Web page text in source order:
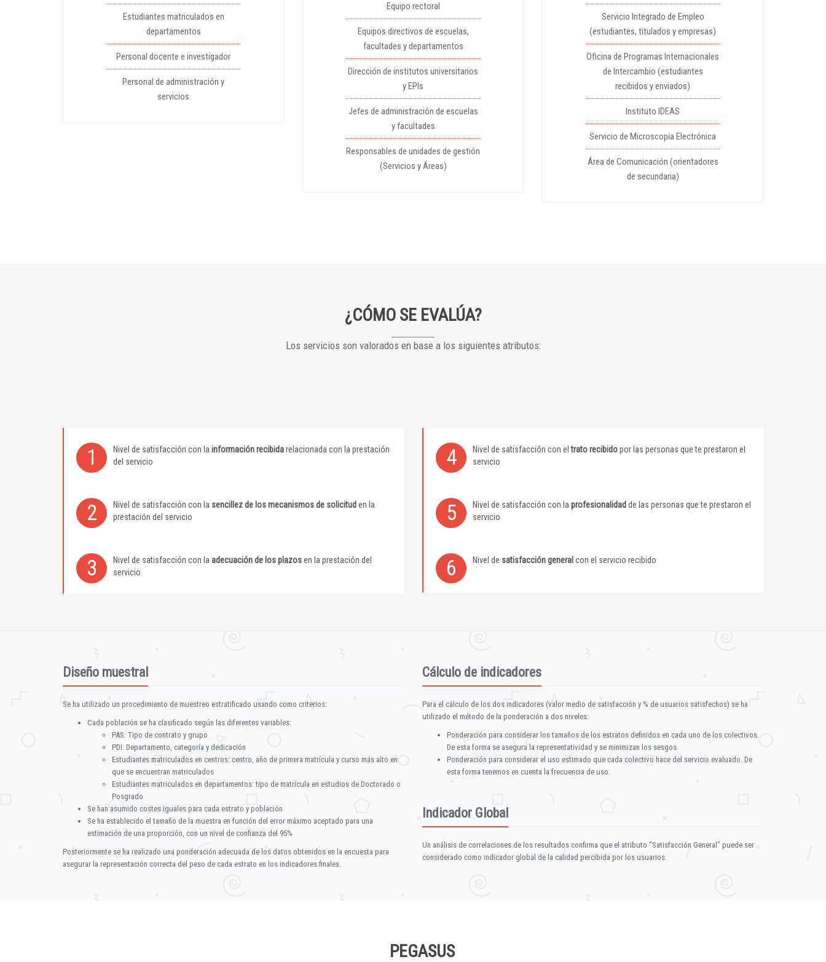
Estudiantes matriculados en
departamentos
Personal docente e investigador
Personal de administración y
servicios
Equipo rectoral
Equipos directivos de escuelas,
facultades y departamentos
Dirección de institutos universitarios
y EPIs
Jefes de administración de escuelas
y facultades
Responsables de unidades de gestión
(Servicios y Áreas)
Servicio Integrado de Empleo
(estudiantes, titulados y empresas)
Oficina de Programas Internacionales
de Intercambio (estudiantes
recibidos y enviados)
Instituto IDEAS
Servicio de Microscopía Electrónica
Área de Comunicación (orientadores
de secundaria)
¿CÓMO SE EVALÚA?
Los servicios son valorados en base a los siguientes atributos:
1 Nivel de satisfacción con la información recibidarelacionada con la prestación
del servicio
4 Nivel de satisfacción con eltrato recibidopor las personas que te prestaron el
servicio
2 Nivel de satisfacción con la sencillez de los mecanismos de solicitud en la
prestación del servicio
5 Nivel de satisfacción con la profesionalidad de las personas que te prestaron el
servicio
3 Nivel de satisfacción con la adecuación de los plazosen la prestación del
servicio
6 Nivel de satisfacción general con el servicio recibido
Diseño muestral
Se ha utilizado un procedimiento de muestreo estratificado usando como criterios:
Cada población se ha clasificado según las diferentes variables:
PAS: Tipo de contrato y grupo
PDI: Departamento, categoría y dedicación
Estudiantes matriculados en centros: centro, año de primera matrícula y curso más alto en
que se encuentran matriculados
Estudiantes matriculados en departamentos: tipo de matrícula en estudios de Doctorado o
Posgrado
Se han asumido costes iguales para cada estrato y población
Se ha establecido el tamaño de la muestra en función del error máximo aceptado para una
estimación de una proporción, con un nivel de confianza del 95%
Posteriormente se ha realizado una ponderación adecuada de los datos obtenidos en la encuesta para
asegurar la representación correcta del peso de cada estrato en los indicadores finales.
Cálculo de indicadores
Para el cálculo de los dos indicadores (valor medio de satisfacción y % de usuarios satisfechos) se ha
utilizado el método de la ponderación a dos niveles:
Ponderación para considerar los tamaños de los estratos definidos en cada uno de los colectivos.
De esta forma se asegura la representatividad y se minimizan los sesgos.
Ponderación para considerar el uso estimado que cada colectivo hace del servicio evaluado. De
esta forma tenemos en cuenta la frecuencia de uso.
Indicador Global
Un análisis de correlaciones de los resultados confirma que el atributo "Satisfacción General" puede ser
considerado como indicador global de la calidad percibida por los usuarios.
PEGASUS